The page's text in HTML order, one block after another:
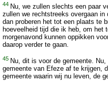
44 Nu, we zullen slechts een paar
zullen we rechtstreeks overgaan
dan proberen het tot een plaats te
hoeveelheid tijd die ik heb, om het
morgenavond kunnen oppikken
daarop verder te gaan.
45 Nu, dit is voor de gemeente.
gemeente van Efeze af te krijgen,
gemeente waarin wij nu leven, de